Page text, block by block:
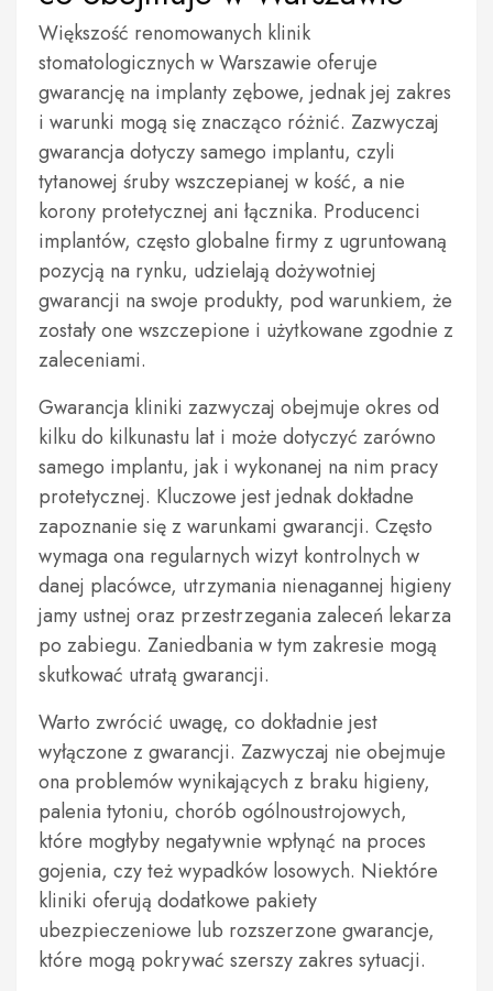
Większość renomowanych klinik
stomatologicznych w Warszawie oferuje
gwarancję na implanty zębowe, jednak jej zakres
i warunki mogą się znacząco różnić. Zazwyczaj
gwarancja dotyczy samego implantu, czyli
tytanowej śruby wszczepianej w kość, a nie
korony protetycznej ani łącznika. Producenci
implantów, często globalne firmy z ugruntowaną
pozycją na rynku, udzielają dożywotniej
gwarancji na swoje produkty, pod warunkiem, że
zostały one wszczepione i użytkowane zgodnie z
zaleceniami.
Gwarancja kliniki zazwyczaj obejmuje okres od
kilku do kilkunastu lat i może dotyczyć zarówno
samego implantu, jak i wykonanej na nim pracy
protetycznej. Kluczowe jest jednak dokładne
zapoznanie się z warunkami gwarancji. Często
wymaga ona regularnych wizyt kontrolnych w
danej placówce, utrzymania nienagannej higieny
jamy ustnej oraz przestrzegania zaleceń lekarza
po zabiegu. Zaniedbania w tym zakresie mogą
skutkować utratą gwarancji.
Warto zwrócić uwagę, co dokładnie jest
wyłączone z gwarancji. Zazwyczaj nie obejmuje
ona problemów wynikających z braku higieny,
palenia tytoniu, chorób ogólnoustrojowych,
które mogłyby negatywnie wpłynąć na proces
gojenia, czy też wypadków losowych. Niektóre
kliniki oferują dodatkowe pakiety
ubezpieczeniowe lub rozszerzone gwarancje,
które mogą pokrywać szerszy zakres sytuacji.